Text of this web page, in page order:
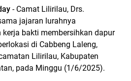
- Camat Lilirilau, Drs.
jajaran lurahnya
bakti membersihkan dapur
di Cabbeng Laleng,
Lilirilau, Kabupaten
pada Minggu (1/6/2025).